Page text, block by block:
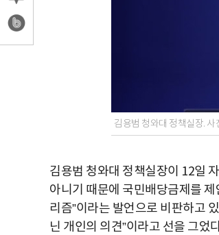
김용범 청와대 정책실장. 사
김용범 청와대 정책실장이 12일
아니기 때문에 국민배당금제를제
리즘”이라는 발언으로 비판하고
닌 개인의 의견”이라고 선을 그었